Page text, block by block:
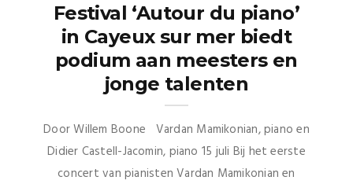
Festival ‘Autour du piano’
in Cayeux sur mer biedt
podium aan meesters en
jonge talenten
Door Willem Boone Vardan Mamikonian, piano en
Didier Castell-Jacomin, piano 15 juli Bij het eerste
concert van pianisten Vardan Mamikonian en